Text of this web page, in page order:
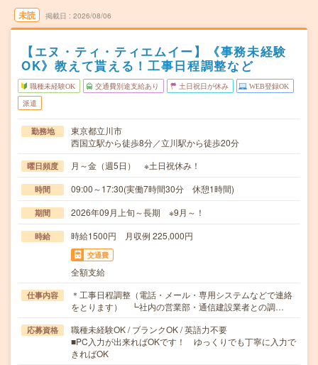
未読 掲載日 2026/08/06
【エヌ・ティ・ティエムイー】《事務未経験
OK》教えて貰える！工事日程調整など
職種未経験OK 交通費別途支給あり 土日祝日が休み WEB登録OK
派遣
勤務地
東京都立川市
西国立駅から徒歩8分／立川駅から徒歩20分
曜日頻度 月～金（週5日） ※土日祝休み！
時間 09:00～17:30(実働7時間30分 休憩1時間)
期間 2026年09月上旬～長期 ※9月～！
時給 時給1500円 月収例 225,000円
交通費
全額支給
仕事内容
＊工事日程調整（電話・メール・専用システムなどで連絡
をとります） ┗社内の営業部・通信建設業者との調…
応募資格
職種未経験OK / ブランクOK / 英語力不要
■PC入力が出来ればOKです！ ゆっくりでも丁寧に入力で
きればOK